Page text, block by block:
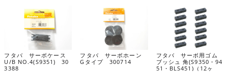
フタバ サーボケース
U/B NO.4(S9351) 30
3388
フタバ サーボホーン
Gタイプ 300714
フタバ サーボ用ゴム
ブッシュ 角(S9350・94
51・BLS451)（12ヶ